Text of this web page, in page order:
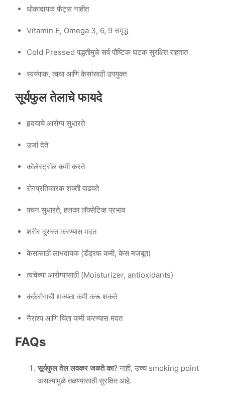
धोकादायक फॅट्स नाहीत
Vitamin E, Omega 3, 6, 9 समृद्ध
Cold Pressed पद्धतीमुळे सर्व पौष्टिक घटक सुरक्षित राहतात
स्वयंपाक, त्वचा आणि केसांसाठी उपयुक्त
सूर्यफुल तेलाचे फायदे
हृदयाचे आरोग्य सुधारते
उर्जा देते
कोलेस्ट्रॉल कमी करते
रोगप्रतिकारक शक्ती वाढवते
पचन सुधारते, हलका लॅक्सेटिव्ह प्रभाव
शरीर दुरुस्त करण्यास मदत
केसांसाठी लाभदायक (डँड्रफ कमी, केस मजबूत)
त्वचेच्या आरोग्यासाठी (Moisturizer, antioxidants)
कर्करोगाची शक्यता कमी करू शकते
नैराश्य आणि चिंता कमी करण्यास मदत
FAQs
सूर्यफुल तेल लवकर जळते का? नाही, उच्च smoking point
असल्यामुळे तळण्यासाठी सुरक्षित आहे.